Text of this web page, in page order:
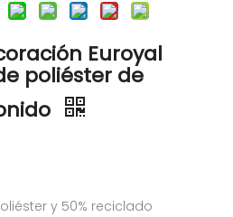
Euroyal
poliéster de
y 50% reciclado